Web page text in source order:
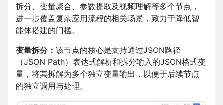
拆分、变量聚合、参数提取及视频理解等多个节点，
进一步覆盖复杂应用流程的相关场景，致力于降低智
能体搭建的门槛。
变量拆分： 该节点的核心是支持通过JSON路径
（JSON Path）表达式解析和拆分输入的JSON格式变
量，将其拆解为多个独立变量输出，以便于后续节点
的独立调用与处理。